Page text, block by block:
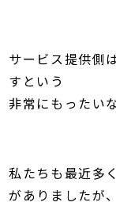
サービス提供側
すという
非常にもったい
私たちも最近多
がありましたが、